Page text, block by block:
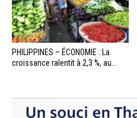
PHILIPPINES – ÉCONOMIE : La
croissance ralentit à 2,3 %, au...